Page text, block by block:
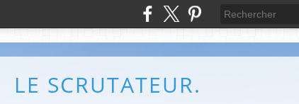
LE SCRUTATEUR.